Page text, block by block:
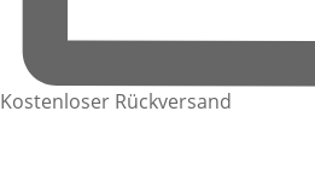
Kostenloser Rückversand